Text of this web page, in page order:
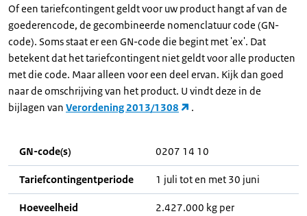
Of een tariefcontingent geldt voor uw product hangt af van de
goederencode, de gecombineerde nomenclatuur code (GN-
code). Soms staat er een GN-code die begint met 'ex'. Dat
betekent dat het tariefcontingent niet geldt voor alle producten
met die code. Maar alleen voor een deel ervan. Kijk dan goed
naar de omschrijving van het product. U vindt deze in de
bijlagen van Verordening 2013/1308 .
GN-code(s) 0207 14 10
Tariefcontingentperiode 1 juli tot en met 30 juni
Hoeveelheid
2.427.000 kg per